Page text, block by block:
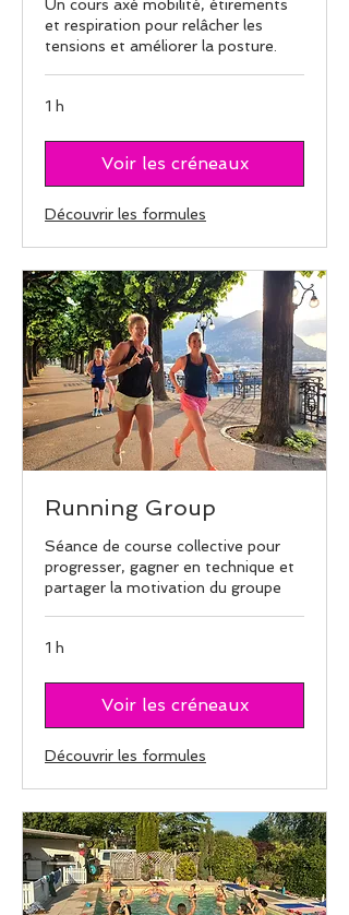
Un cours axé mobilité, étirements
et respiration pour relâcher les
tensions et améliorer la posture.
1 h
Voir les créneaux
Découvrir les formules
Running Group
Séance de course collective pour
progresser, gagner en technique et
partager la motivation du groupe
1 h
Voir les créneaux
Découvrir les formules